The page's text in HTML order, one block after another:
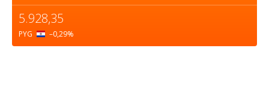
5.928,35
PYG –0,29%